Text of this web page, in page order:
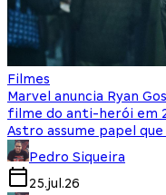
Filmes
Marvel anuncia Ryan
filme do anti-herói em
Astro assume papel
Pedro Siqueira
25.jul.26